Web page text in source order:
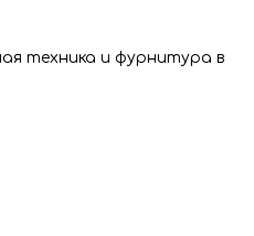
техника и фурнитура в